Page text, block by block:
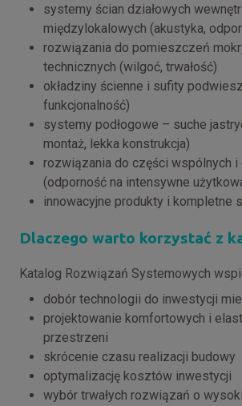
systemy ścian działowych
międzylokalowych (akustyka,
rozwiązania do pomieszczeń
technicznych (wilgoć, trwałość)
okładziny ścienne i sufity
funkcjonalność)
systemy podłogowe – suche
montaż, lekka konstrukcja)
rozwiązania do części wspólnych i
(odporność na intensywne
innowacyjne produkty i kompletne
Dlaczego warto korzystać z
Katalog Rozwiązań Systemowych
dobór technologii do inwestycji
projektowanie komfortowych i
przestrzeni
skrócenie czasu realizacji budowy
optymalizację kosztów inwestycji
wybór trwałych rozwiązań o